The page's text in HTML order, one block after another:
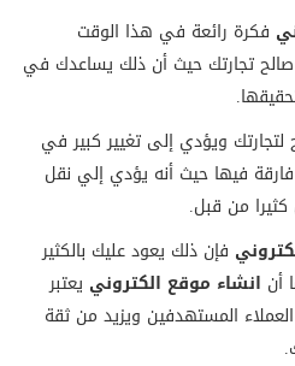
فكرة رائعة في هذا الوقت
تجارتك حيث أن ذلك يساعدك في
لتجارتك ويؤدي إلى تغيير كبير في
فيها حيث أنه يؤدي إلي نقل
من قبل.
فإن ذلك يعود عليك بالكثير
أن انشاء موقع الكتروني يعتبر
المستهدفين ويزيد من ثقة